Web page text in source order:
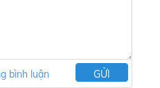
bình luận GỬI